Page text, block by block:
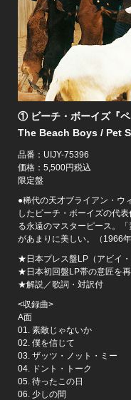
① ビーチ・ボーイズ『ペ
The Beach Boys / Pet
品番：UIJY-75396
価格：5,500円税込
限定盤
●稀代の天才ブライアン・ウ
したビーチ・ボーイズの代
る永遠のマスターピース。
があまりに美しい。（1966年
★日本プレス盤LP（アビイ・
★日本初回盤LP帯の意匠を
★解説／歌詞・対訳付
<収録曲>
A面
01. 素敵じゃないか
02. 僕を信じて
03. ザッツ・ノット・ミー
04. ドント・トーク
05. 待ったこの日
06. 少しの間